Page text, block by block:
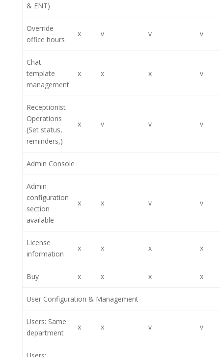
& ENT)
Override
office hours
x v v v
Chat
template
management
x x x v
Receptionist
Operations
(Set status,
reminders,)
x v v v
Admin Console
Admin
configuration
section
available
x x v v
License
information
x x x x
Buy x x x x
User Configuration & Management
Users: Same
department
x x v v